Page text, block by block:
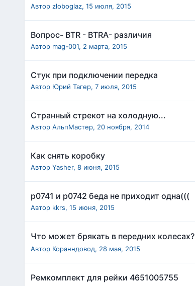
Автор zloboglaz, 15 июля, 2015
Вопрос- BTR - BTRA- различия
Автор mag-001, 2 марта, 2015
Стук при подключении передка
Автор Юрий Тагер, 7 июля, 2015
Странный стрекот на холодную...
Автор АльпМастер, 20 ноября, 2014
Как снять коробку
Автор Yasher, 8 июня, 2015
р0741 и р0742 беда не приходит одна(((
Автор kkrs, 15 июня, 2015
Что может брякать в передних колесах?
Автор Коранндовод, 28 мая, 2015
Ремкомплект для рейки 4651005755